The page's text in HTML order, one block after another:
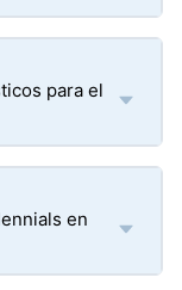
para el
en